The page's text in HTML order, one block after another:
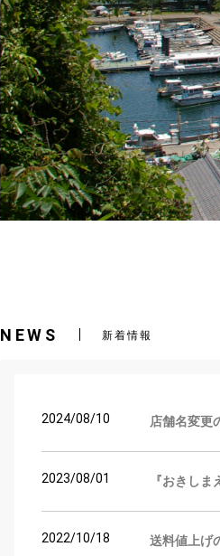
NEWS 新着情報
2024/08/10 店舗名変更
2023/08/01 『おきし
2022/10/18 送料値上げ